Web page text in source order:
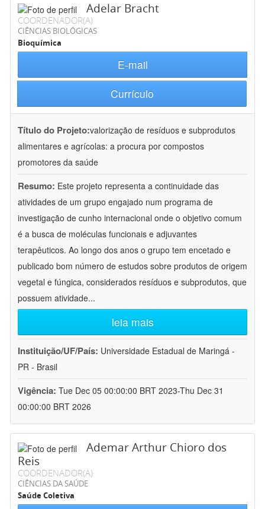
Adelar Bracht
COORDENADOR(A)
CIÊNCIAS BIOLÓGICAS
Bioquímica
E-mail
Currículo
Título do Projeto:valorização de resíduos e subprodutos
alimentares e agrícolas: a procura por compostos
promotores da saúde
Resumo: Este projeto representa a continuidade das
atividades de um grupo engajado num programa de
investigação de cunho internacional onde o objetivo comum
é a busca de moléculas funcionais e adjuvantes
terapêuticos. Ao longo dos anos o grupo tem encetado e
publicado bom número de estudos sobre produtos de origem
vegetal e fúngica, considerados resíduos e subprodutos, que
possuem atividade...
leia mais
Instituição/UF/País: Universidade Estadual de Maringá -
PR - Brasil
Vigência: Tue Dec 05 00:00:00 BRT 2023-Thu Dec 31
00:00:00 BRT 2026
Ademar Arthur Chioro dos
Reis
COORDENADOR(A)
CIÊNCIAS DA SAÚDE
Saúde Coletiva